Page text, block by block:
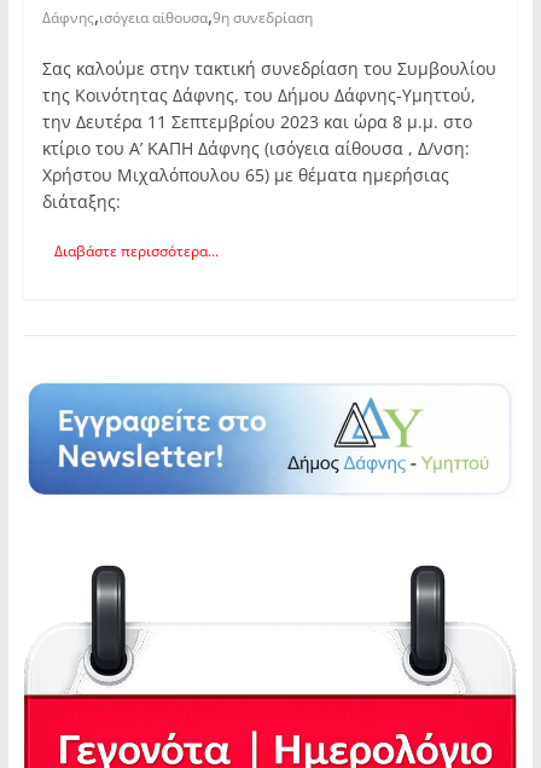
Δάφνης,ισόγεια αίθουσα,9η συνεδρίαση
Σας καλούμε στην τακτική συνεδρίαση του Συμβουλίου
της Κοινότητας Δάφνης, του Δήμου Δάφνης-Υμηττού,
την Δευτέρα 11 Σεπτεμβρίου 2023 και ώρα 8 μ.μ. στο
κτίριο του Α’ ΚΑΠΗ Δάφνης (ισόγεια αίθουσα , Δ/νση:
Χρήστου Μιχαλόπουλου 65) με θέματα ημερήσιας
διάταξης:
Διαβάστε περισσότερα...